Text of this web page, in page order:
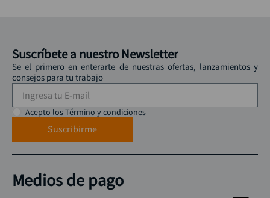
Suscríbete a nuestro Newsletter
Se el primero en enterarte de nuestras ofertas, lanzamientos y
consejos para tu trabajo
Acepto los Término y condiciones
Suscribirme
Medios de pago